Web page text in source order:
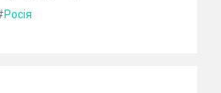
Росія